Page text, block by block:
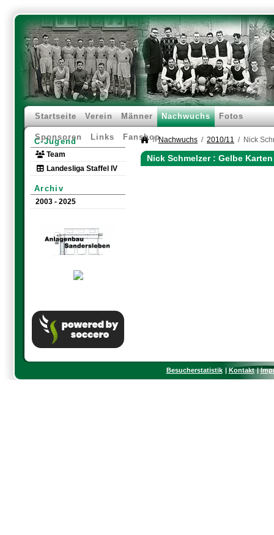
Startseite Verein Männer Nachwuchs Fotos
Sponsoren Links Fanshop
C-Jugend
Team
Landesliga Staffel IV
Archiv
2003 - 2025
Nachwuchs 2010/11 Nick
Nick Schmelzer : Gelbe
Besucherstatistik Kontakt